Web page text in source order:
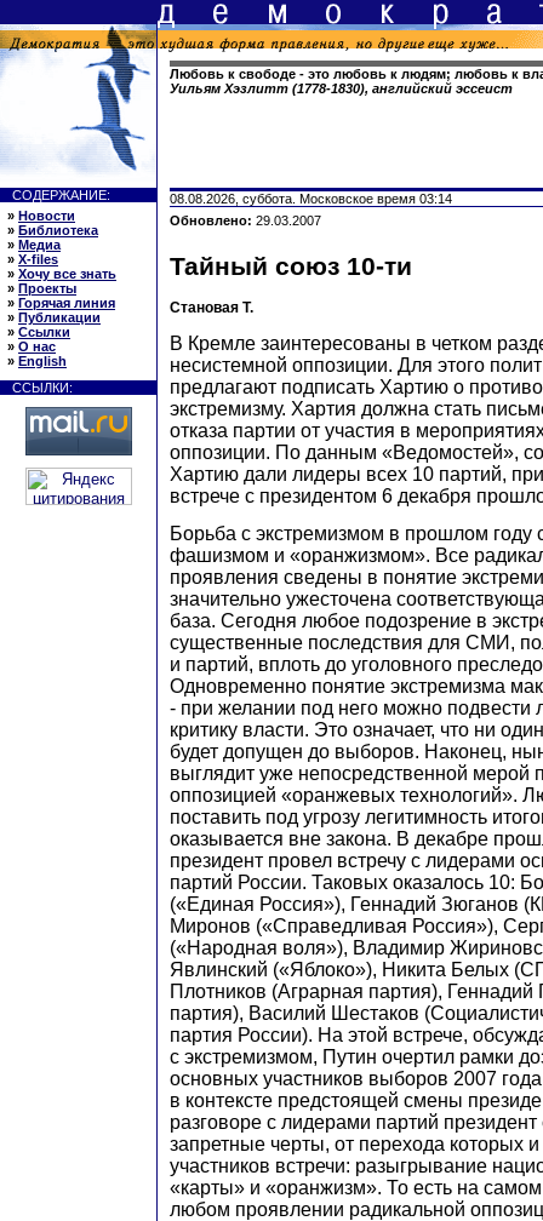
Любовь к свободе - это любовь к людям; любовь к
Уильям Хэзлитт (1778-1830), английский эссеист
СОДЕРЖАНИЕ:
» Новости
» Библиотека
» Медиа
» X-files
» Хочу все знать
» Проекты
» Горячая линия
» Публикации
» Ссылки
» О нас
» English
ССЫЛКИ:
08.08.2026, суббота. Московское время 03:14
Обновлено: 29.03.2007
Тайный союз 10-ти
Становая Т.
В Кремле заинтересованы в четком
несистемной оппозиции. Для этого
предлагают подписать Хартию о
экстремизму. Хартия должна стать
отказа партии от участия в
оппозиции. По данным «Ведомостей»,
Хартию дали лидеры всех 10 партий,
встрече с президентом 6 декабря
Борьба с экстремизмом в прошлом году
фашизмом и «оранжизмом». Все
проявления сведены в понятие
значительно ужесточена
база. Сегодня любое подозрение в
существенные последствия для СМИ,
и партий, вплоть до уголовного
Одновременно понятие экстремизма
- при желании под него можно подвести
критику власти. Это означает, что ни
будет допущен до выборов. Наконец,
выглядит уже непосредственной мерой
оппозицией «оранжевых технологий».
поставить под угрозу легитимность
оказывается вне закона. В декабре
президент провел встречу с лидерами
партий России. Таковых оказалось 10:
(«Единая Россия»), Геннадий Зюганов
Миронов («Справедливая Россия»),
(«Народная воля»), Владимир
Явлинский («Яблоко»), Никита Белых
Плотников (Аграрная партия), Геннадий
партия), Василий Шестаков
партия России). На этой встрече,
с экстремизмом, Путин очертил рамки
основных участников выборов 2007
в контексте предстоящей смены
разговоре с лидерами партий
запретные черты, от перехода которых и
участников встречи: разыгрывание
«карты» и «оранжизм». То есть на самом
любом проявлении радикальной